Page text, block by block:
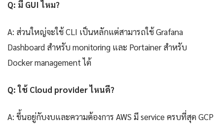
Q: มี GUI ไหม?
A: ส่วนใหญ่จะใช้ CLI เป็นหลักแต่สามารถใช้ Grafana
Dashboard สำหรับ monitoring และ Portainer สำหรับ
Docker management ได้
Q: ใช้ Cloud provider ไหนดี?
A: ขึ้นอยู่กับงบและความต้องการ AWS มี service ครบที่สุด GCP